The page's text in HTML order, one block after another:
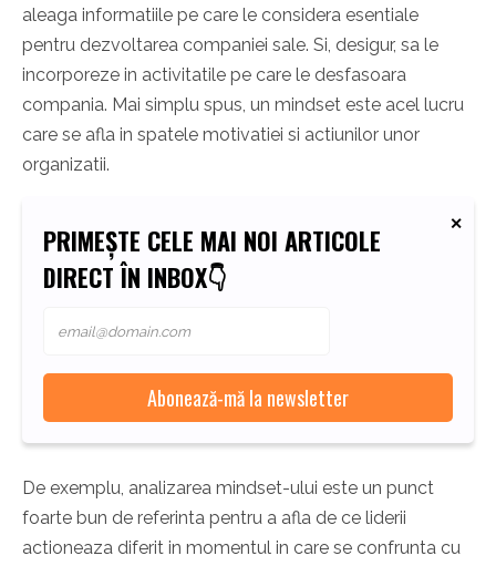
aleaga informatiile pe care le considera esentiale
pentru dezvoltarea companiei sale. Si, desigur, sa le
incorporeze in activitatile pe care le desfasoara
compania. Mai simplu spus, un mindset este acel lucru
care se afla in spatele motivatiei si actiunilor unor
organizatii.
PRIMEȘTE CELE MAI NOI ARTICOLE
DIRECT ÎN INBOX👇
De exemplu, analizarea mindset-ului este un punct
foarte bun de referinta pentru a afla de ce liderii
actioneaza diferit in momentul in care se confrunta cu